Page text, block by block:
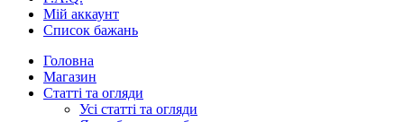
Мій аккаунт
Список бажань
Головна
Магазин
Статті та огляди
Усі статті та огляди